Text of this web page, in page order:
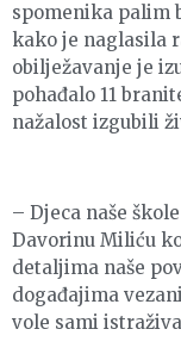
spomenika palim
kako je naglasila
obilježavanje je
pohađalo 11
nažalost izgubili
– Djeca naše
Davorinu Miliću
detaljima naše
događajima
vole sami